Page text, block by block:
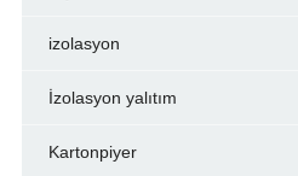
izolasyon
İzolasyon yalıtım
Kartonpiyer